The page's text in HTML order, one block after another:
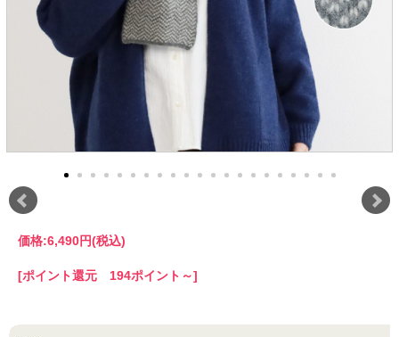
配送遅延情報
ご利用について
実店舗のご案内
FOLLOW US ON
brand site
価格:6,490円(税込)
[ポイント還元 194ポイント～]